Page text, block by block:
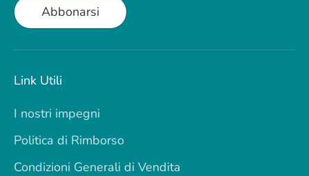
Abbonarsi
Link Utili
I nostri impegni
Politica di Rimborso
Condizioni Generali di Vendita